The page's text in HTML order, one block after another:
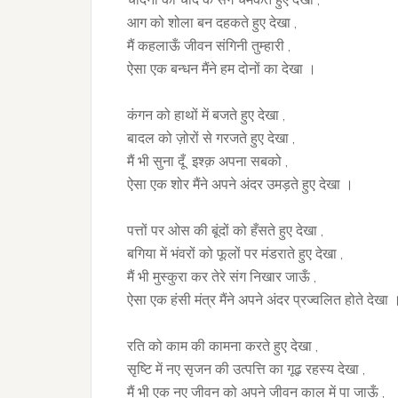
आग को शोला बन दहकते हुए देखा ,
मैं कहलाऊँ जीवन संगिनी तुम्हारी ,
ऐसा एक बन्धन मैंने हम दोनों का देखा ।
कंगन को हाथों में बजते हुए देखा ,
बादल को ज़ोरों से गरजते हुए देखा ,
मैं भी सुना दूँ इश्क़ अपना सबको ,
ऐसा एक शोर मैंने अपने अंदर उमड़ते हुए देखा ।
पत्तों पर ओस की बूंदों को हँसते हुए देखा ,
बगिया में भंवरों को फूलों पर मंडराते हुए देखा ,
मैं भी मुस्कुरा कर तेरे संग निखार जाऊँ ,
ऐसा एक हंसी मंत्र मैंने अपने अंदर प्रज्वलित होते देखा
रति को काम की कामना करते हुए देखा ,
सृष्टि में नए सृजन की उत्पत्ति का गूढ़ रहस्य देखा ,
मैं भी एक नए जीवन को अपने जीवन काल में पा जाऊँ ,